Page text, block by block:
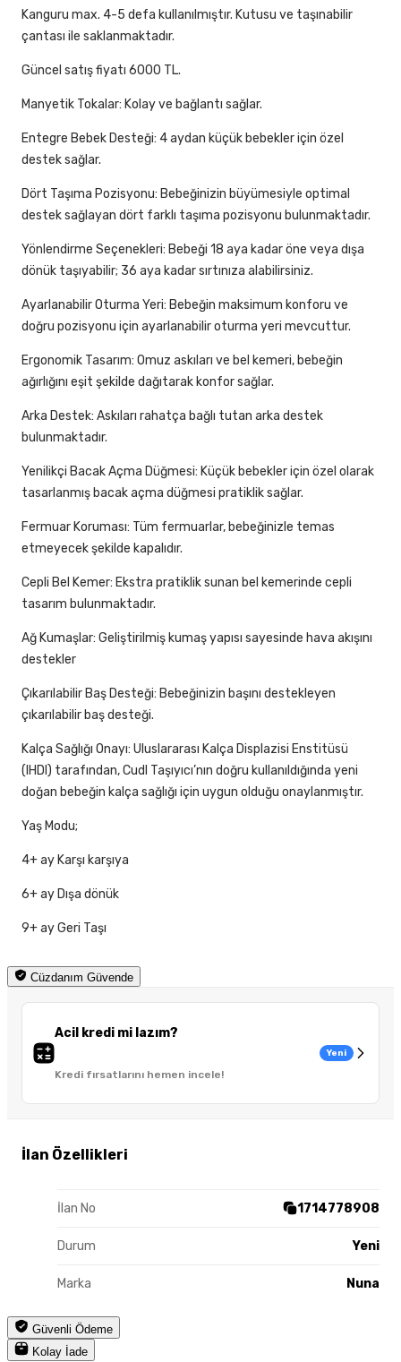
Cüzdanım Güvende
Acil kredi mi lazım?
Kredi fırsatlarını hemen incele!
Yeni
İlan Özellikleri
İlan No 1714778908
Durum Yeni
Marka Nuna
Güvenli Ödeme
Kolay İade
Kanguru max. 4-5 defa kullanılmıştır. Kutusu ve taşınabilir
çantası ile saklanmaktadır.
Güncel satış fiyatı 6000 TL.
Manyetik Tokalar: Kolay ve bağlantı sağlar.
Entegre Bebek Desteği: 4 aydan küçük bebekler için özel
destek sağlar.
Dört Taşıma Pozisyonu: Bebeğinizin büyümesiyle optimal
destek sağlayan dört farklı taşıma pozisyonu bulunmaktadır.
Yönlendirme Seçenekleri: Bebeği 18 aya kadar öne veya dışa
dönük taşıyabilir; 36 aya kadar sırtınıza alabilirsiniz.
Ayarlanabilir Oturma Yeri: Bebeğin maksimum konforu ve
doğru pozisyonu için ayarlanabilir oturma yeri mevcuttur.
Ergonomik Tasarım: Omuz askıları ve bel kemeri, bebeğin
ağırlığını eşit şekilde dağıtarak konfor sağlar.
Arka Destek: Askıları rahatça bağlı tutan arka destek
bulunmaktadır.
Yenilikçi Bacak Açma Düğmesi: Küçük bebekler için özel olarak
tasarlanmış bacak açma düğmesi pratiklik sağlar.
Fermuar Koruması: Tüm fermuarlar, bebeğinizle temas
etmeyecek şekilde kapalıdır.
Cepli Bel Kemer: Ekstra pratiklik sunan bel kemerinde cepli
tasarım bulunmaktadır.
Ağ Kumaşlar: Geliştirilmiş kumaş yapısı sayesinde hava akışını
destekler
Çıkarılabilir Baş Desteği: Bebeğinizin başını destekleyen
çıkarılabilir baş desteği.
Kalça Sağlığı Onayı: Uluslararası Kalça Displazisi Enstitüsü
(IHDI) tarafından, Cudl Taşıyıcı’nın doğru kullanıldığında yeni
doğan bebeğin kalça sağlığı için uygun olduğu onaylanmıştır.
Yaş Modu;
4+ ay Karşı karşıya
6+ ay Dışa dönük
9+ ay Geri Taşı